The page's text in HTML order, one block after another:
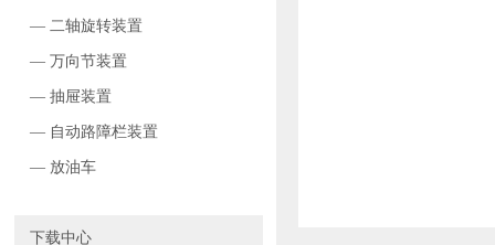
— 二轴旋转装置
— 万向节装置
— 抽屉装置
— 自动路障栏装置
— 放油车
下载中心